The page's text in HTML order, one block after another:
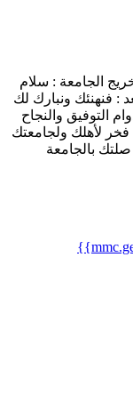
الجامعة : سلام
: فنهنئك ونبارك لك
التوفيق والنجاح
فخر لأهلك ولجامعتك
بالجامعة